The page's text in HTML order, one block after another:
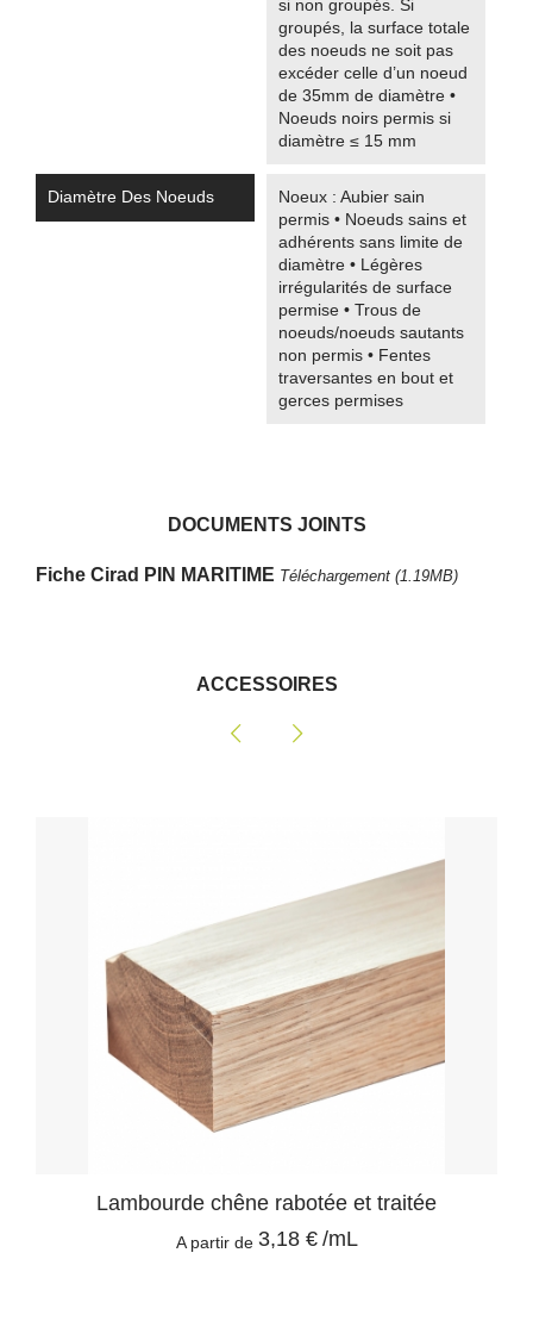
si non groupés. Si
groupés, la surface totale
des noeuds ne soit pas
excéder celle d’un noeud
de 35mm de diamètre •
Noeuds noirs permis si
diamètre ≤ 15 mm
Diamètre Des Noeuds
Noeux : Aubier sain
permis • Noeuds sains et
adhérents sans limite de
diamètre • Légères
irrégularités de surface
permise • Trous de
noeuds/noeuds sautants
non permis • Fentes
traversantes en bout et
gerces permises
DOCUMENTS JOINTS
Fiche Cirad PIN MARITIME Téléchargement (1.19MB)
ACCESSOIRES
Lambourde chêne rabotée et traitée
A partir de 3,18 € /mL